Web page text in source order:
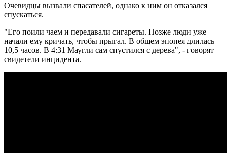
Очевидцы вызвали спасателей, однако к ним он отказался
спускаться.
"Его поили чаем и передавали сигареты. Позже люди уже
начали ему кричать, чтобы прыгал. В общем эпопея длилась
10,5 часов. В 4:31 Маугли сам спустился с дерева", - говорят
свидетели инцидента.